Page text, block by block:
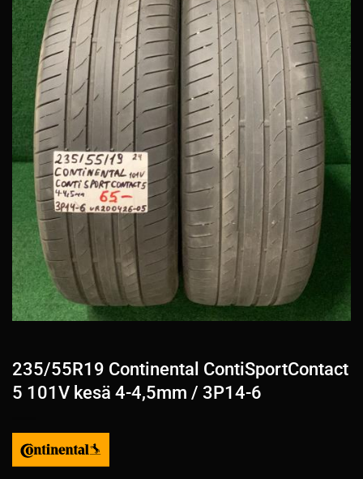
235/55R19 Continental ContiSportContact
5 101V kesä 4-4,5mm / 3P14-6